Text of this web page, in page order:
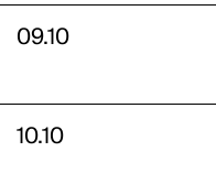
09.10
10.10